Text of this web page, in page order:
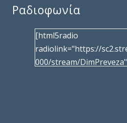
Ραδιοφωνία
[html5radio
radiolink="https://
000/stream/DimPreveza"